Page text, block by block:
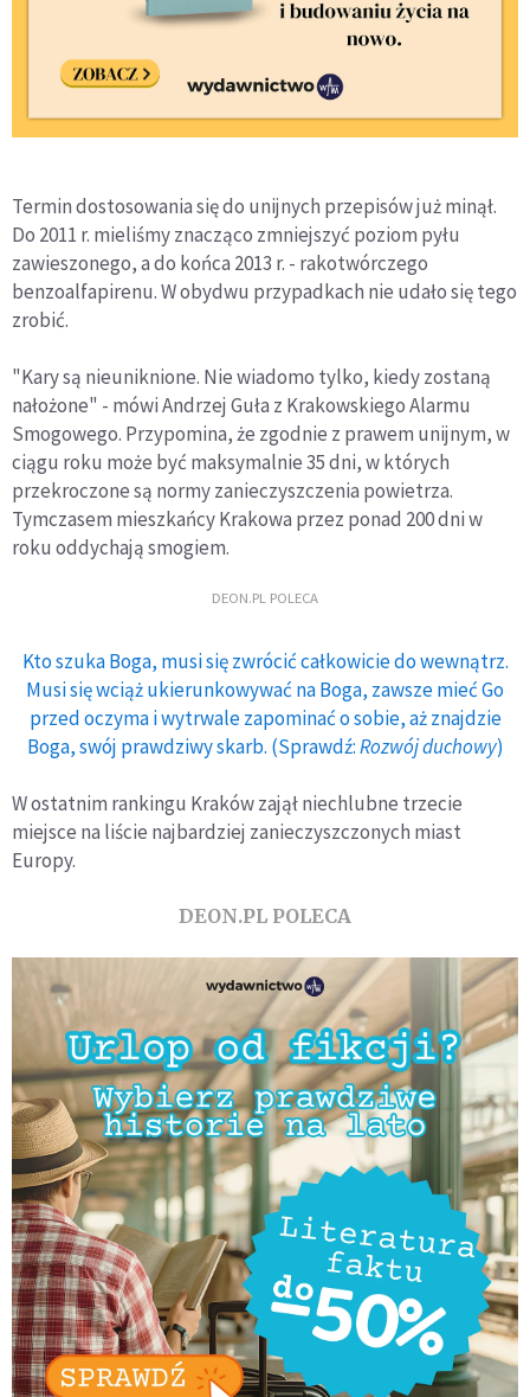
Termin dostosowania się do unijnych przepisów już minął.
Do 2011 r. mieliśmy znacząco zmniejszyć poziom pyłu
zawieszonego, a do końca 2013 r. - rakotwórczego
benzoalfapirenu. W obydwu przypadkach nie udało się tego
zrobić.
"Kary są nieuniknione. Nie wiadomo tylko, kiedy zostaną
nałożone" - mówi Andrzej Guła z Krakowskiego Alarmu
Smogowego. Przypomina, że zgodnie z prawem unijnym, w
ciągu roku może być maksymalnie 35 dni, w których
przekroczone są normy zanieczyszczenia powietrza.
Tymczasem mieszkańcy Krakowa przez ponad 200 dni w
roku oddychają smogiem.
DEON.PL POLECA
Kto szuka Boga, musi się zwrócić całkowicie do wewnątrz.
Musi się wciąż ukierunkowywać na Boga, zawsze mieć Go
przed oczyma i wytrwale zapominać o sobie, aż znajdzie
Boga, swój prawdziwy skarb. (Sprawdź:Rozwój duchowy)
W ostatnim rankingu Kraków zajął niechlubne trzecie
miejsce na liście najbardziej zanieczyszczonych miast
Europy.
DEON.PL POLECA